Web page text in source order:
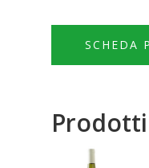
SCHEDA